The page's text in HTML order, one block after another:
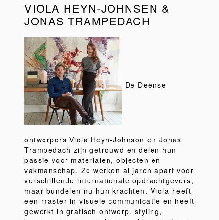
VIOLA HEYN-JOHNSEN &
JONAS TRAMPEDACH
De Deense
ontwerpers Viola Heyn-Johnson en Jonas
Trampedach zijn getrouwd en delen hun
passie voor materialen, objecten en
vakmanschap. Ze werken al jaren apart voor
verschillende internationale opdrachtgevers,
maar bundelen nu hun krachten. Viola heeft
een master in visuele communicatie en heeft
gewerkt in grafisch ontwerp, styling,